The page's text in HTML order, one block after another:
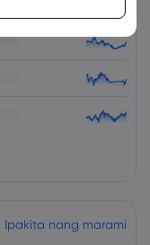
Ipakita nang marami